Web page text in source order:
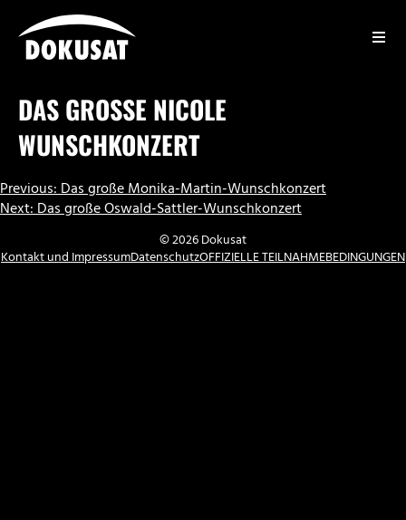
Inhalt
springen
DAS GROSSE NICOLE W
UNSCHKONZERT
BEITRAGSNAVIGATION
Previous:Das große Monika-Martin-Wunschkonzert
Next:Das große Oswald-Sattler-Wunschkonzert
© 2026 Dokusat
Kontakt und ImpressumDatenschutzOFFIZIELLE TEILNAHMEBEDINGUNGEN